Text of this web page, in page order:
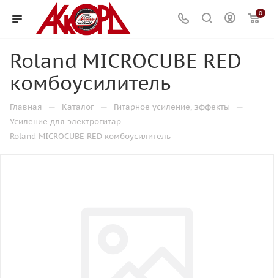
0
Roland MICROCUBE RED
комбоусилитель
Главная — Каталог — Гитарное усиление, эффекты —
Усиление для электрогитар —
Roland MICROCUBE RED комбоусилитель